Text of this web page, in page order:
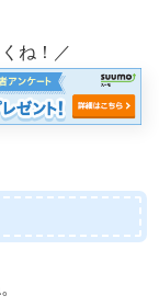
ね！／